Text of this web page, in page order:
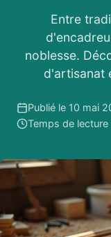
Entre
noblesse.
d'artisanat
Publié le 10 mai
Temps de lecture